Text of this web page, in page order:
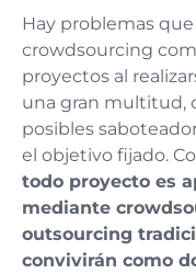
Hay problemas
crowdsourcing
proyectos al
una gran multitud,
posibles
el objetivo fijado.
todo proyecto es
mediante
outsourcing
convivirán como